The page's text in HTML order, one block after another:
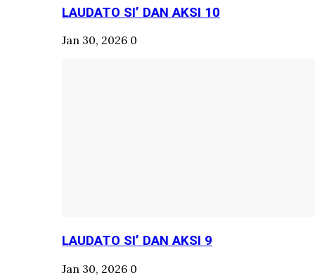
LAUDATO SI’ DAN AKSI 10
Jan 30, 2026 0
LAUDATO SI’ DAN AKSI 9
Jan 30, 2026 0